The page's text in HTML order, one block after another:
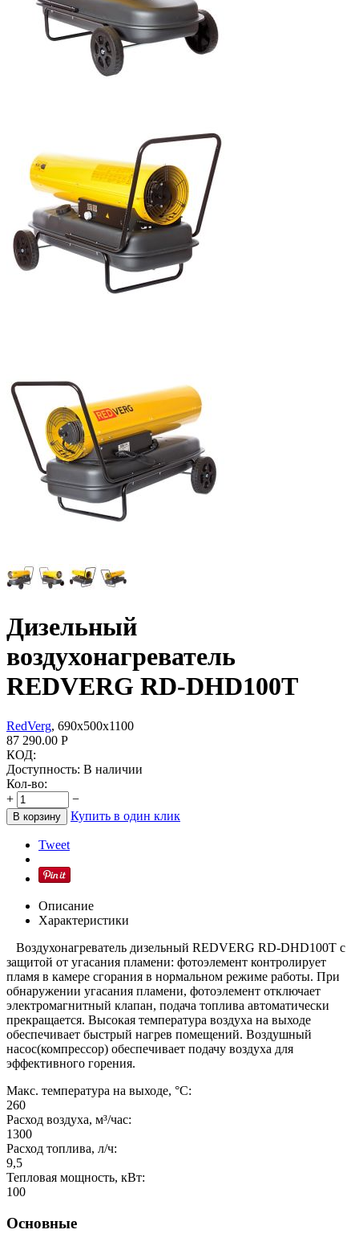
Дизельный
воздухонагреватель
REDVERG RD-DHD100T
RedVerg, 690х500х1100
87 290.00 Р
КОД:
Доступность: В наличии
Кол-во:
+
−
В корзину Купить в один клик
Tweet
Описание
Характеристики
Воздухонагреватель дизельный REDVERG RD-DHD100T с
защитой от угасания пламени: фотоэлемент контролирует
пламя в камере сгорания в нормальном режиме работы. При
обнаружении угасания пламени, фотоэлемент отключает
электромагнитный клапан, подача топлива автоматически
прекращается. Высокая температура воздуха на выходе
обеспечивает быстрый нагрев помещений. Воздушный
насос(компрессор) обеспечивает подачу воздуха для
эффективного горения.
Макс. температура на выходе, °C:
260
Расход воздуха, м³/час:
1300
Расход топлива, л/ч:
9,5
Тепловая мощность, кВт:
100
Основные